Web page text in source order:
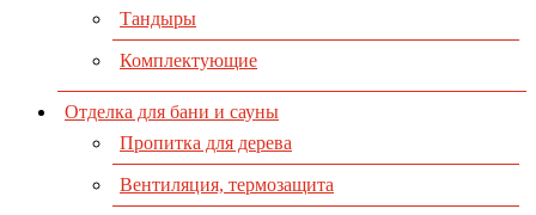
Тандыры
Комплектующие
Отделка для бани и сауны
Пропитка для дерева
Вентиляция, термозащита